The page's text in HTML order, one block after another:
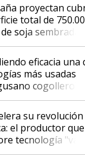
proyectan
total de
soja sembradas
generación
que marcan un
en
eficacia una
más usadas
cogollero? El
una tecnología
su revolución
el productor que
tecnología "va a